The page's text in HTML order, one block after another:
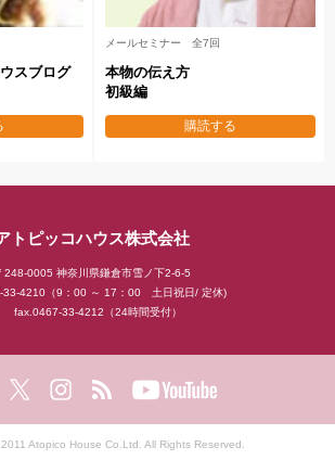
後藤坂の「日刊メルマガ」
地域No.１工務店になる
企業家マインド
トピッコハウス株式会社
248-0005 神奈川県鎌倉市雪ノ下2-6-5
33-4210（9：00 ～ 17：00 土日祝日/ 定休)
fax.0467-33-4212（24時間受付）
Atopico House Co.Ltd. All Rights Reserved.